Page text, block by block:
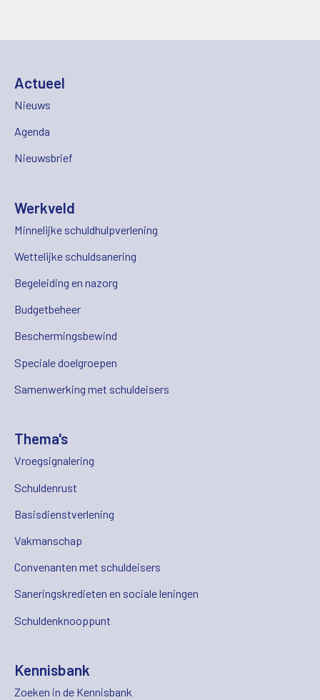
Actueel
Nieuws
Agenda
Nieuwsbrief
Werkveld
Minnelijke schuldhulpverlening
Wettelijke schuldsanering
Begeleiding en nazorg
Budgetbeheer
Beschermingsbewind
Speciale doelgroepen
Samenwerking met schuldeisers
Thema's
Vroegsignalering
Schuldenrust
Basisdienstverlening
Vakmanschap
Convenanten met schuldeisers
Saneringskredieten en sociale leningen
Schuldenknooppunt
Kennisbank
Zoeken in de Kennisbank